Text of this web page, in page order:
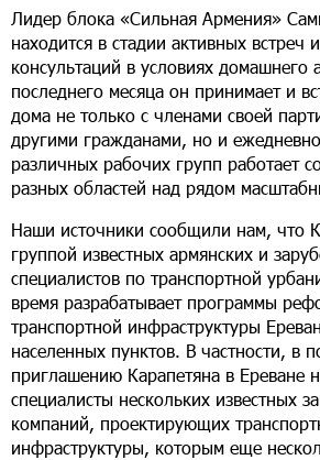
Лидер блока «Сильная Армения»
находится в стадии активных встреч
консультаций в условиях домашнего
последнего месяца он принимает и
дома не только с членами своей
другими гражданами, но и
различных рабочих групп работает
разных областей над рядом
Наши источники сообщили нам, что
группой известных армянских и
специалистов по транспортной
время разрабатывает программы
транспортной инфраструктуры
населенных пунктов. В частности, в
приглашению Карапетяна в Ереване
специалисты нескольких известных
компаний, проектирующих
инфраструктуры, которым еще